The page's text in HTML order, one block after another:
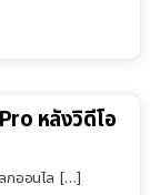
หลังวิดีโอ
กออนไล […]